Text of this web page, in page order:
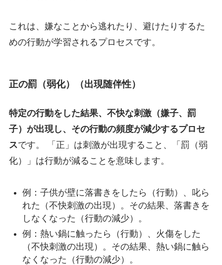
これは、嫌なことから逃れたり、避けたりするた
めの行動が学習されるプロセスです。
正の罰（弱化）（出現随伴性）
特定の行動をした結果、不快な刺激（嫌子、罰
子）が出現し、その行動の頻度が減少するプロセ
スです。 「正」は刺激が出現すること、「罰（弱
化）」は行動が減ることを意味します。
例：子供が壁に落書きをしたら（行動）、叱ら
れた（不快刺激の出現）。その結果、落書きを
しなくなった（行動の減少）。
例：熱い鍋に触ったら（行動）、火傷をした
（不快刺激の出現）。その結果、熱い鍋に触ら
なくなった（行動の減少）。